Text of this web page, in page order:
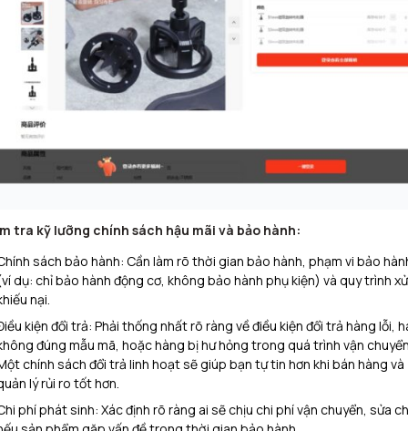
tra kỹ lưỡng chính sách hậu mãi và bảo hành:
sách bảo hành: Cần làm rõ thời gian bảo hành, phạm vi bảo
dụ: chỉ bảo hành động cơ, không bảo hành phụ kiện) và quy trình
nại.
kiện đổi trả: Phải thống nhất rõ ràng về điều kiện đổi trả hàng lỗi,
đúng mẫu mã, hoặc hàng bị hư hỏng trong quá trình vận
chính sách đổi trả linh hoạt sẽ giúp bạn tự tin hơn khi bán hàng và
lý rủi ro tốt hơn.
phí phát sinh: Xác định rõ ràng ai sẽ chịu chi phí vận chuyển, sửa